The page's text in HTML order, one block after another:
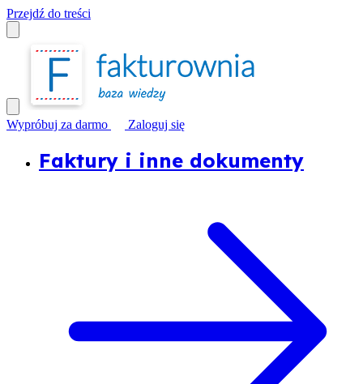
Przejdź do treści
Wypróbuj za darmo Zaloguj się
Faktury i inne dokumenty